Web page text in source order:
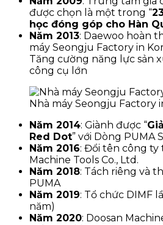
được chọn là một trong “
học đóng góp cho Hàn
Năm 2013: Daewoo hoàn
máy Seongju Factory in
Tăng cường năng lực sản
công cụ lớn
Nhà máy Seongju Factory
Năm 2014: Giành được “
Red Dot” với Dòng PUMA
Năm 2016: Đổi tên công ty
Machine Tools Co., Ltd.
Năm 2018: Tách riêng và
PUMA
Năm 2019: Tổ chức DIMF
năm)
Năm 2020: Doosan